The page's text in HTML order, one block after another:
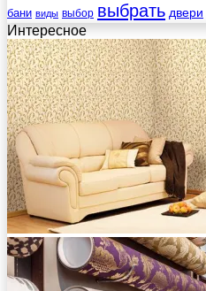
бани виды выбор выбрать двери
Интересное